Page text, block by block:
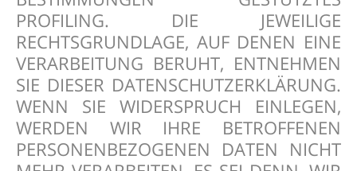
PROFILING. DIE JEWEILIGE
RECHTSGRUNDLAGE, AUF DENEN EINE
VERARBEITUNG BERUHT, ENTNEHMEN
SIE DIESER DATENSCHUTZERKLÄRUNG.
WENN SIE WIDERSPRUCH EINLEGEN,
WERDEN WIR IHRE BETROFFENEN
PERSONENBEZOGENEN DATEN NICHT